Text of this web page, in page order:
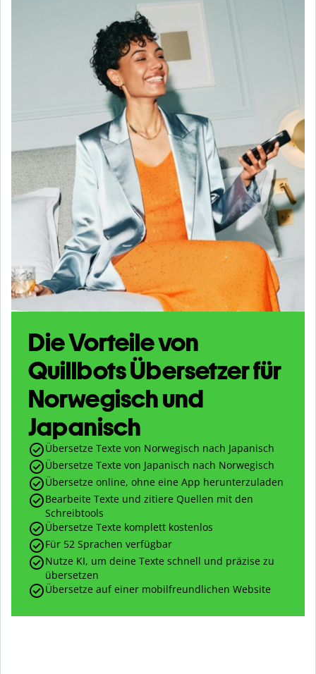
Die Vorteile von
Quillbots Übersetzer für
Norwegisch und
Japanisch
Übersetze Texte von Norwegisch nach Japanisch
Übersetze Texte von Japanisch nach Norwegisch
Übersetze online, ohne eine App herunterzuladen
Bearbeite Texte und zitiere Quellen mit den
Schreibtools
Übersetze Texte komplett kostenlos
Für 52 Sprachen verfügbar
Nutze KI, um deine Texte schnell und präzise zu
übersetzen
Übersetze auf einer mobilfreundlichen Website